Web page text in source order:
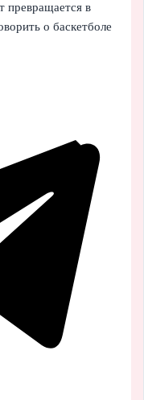
превращается в
о баскетболе